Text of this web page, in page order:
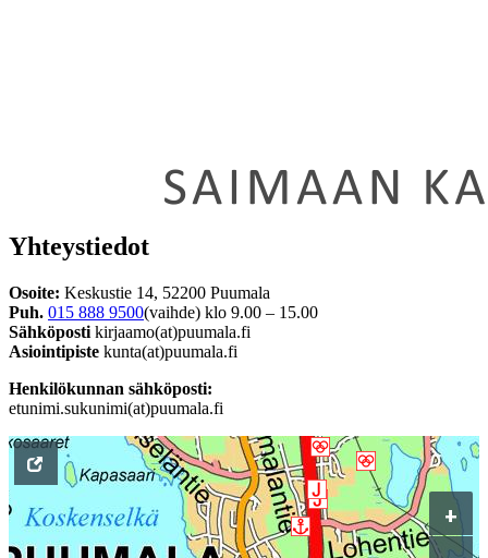
Yhteystiedot
Osoite: Keskustie 14, 52200 Puumala
Puh. 015 888 9500(vaihde) klo 9.00 – 15.00
Sähköposti kirjaamo(at)puumala.fi
Asiointipiste kunta(at)puumala.fi
Henkilökunnan sähköposti:
etunimi.sukunimi(at)puumala.fi